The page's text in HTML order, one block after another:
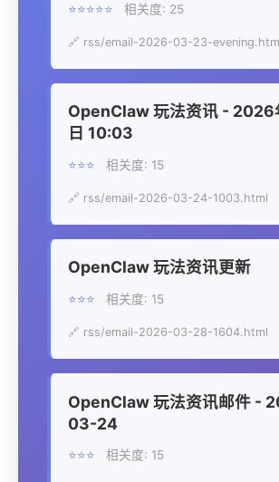
⭐⭐⭐⭐⭐ 相关度: 25
🔗 rss/email-2026-03-23-
OpenClaw 玩法资讯 -
日 10:03
⭐⭐⭐ 相关度: 15
🔗 rss/email-2026-03-24-1003.html
OpenClaw 玩法资讯更新
⭐⭐⭐ 相关度: 15
🔗 rss/email-2026-03-28-1604.html
OpenClaw 玩法资讯邮件 -
03-24
⭐⭐⭐ 相关度: 15